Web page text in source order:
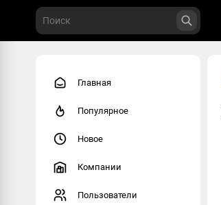
Главная
Популярное
Новое
Компании
Пользователи